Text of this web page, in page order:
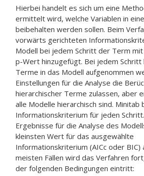
Hierbei handelt es sich um eine
ermittelt wird, welche Variablen in
beibehalten werden sollen. Beim
vorwärts gerichteten
Modell bei jedem Schritt der Term
p-Wert hinzugefügt. Bei jedem
Terme in das Modell aufgenommen
Einstellungen für die Analyse die
hierarchischer Terme zulassen, aber
alle Modelle hierarchisch sind. Minitab
Informationskriterium für jeden
Ergebnisse für die Analyse des
kleinsten Wert für das ausgewählte
Informationskriterium (AICc oder BIC)
meisten Fällen wird das Verfahren
der folgenden Bedingungen eintritt: